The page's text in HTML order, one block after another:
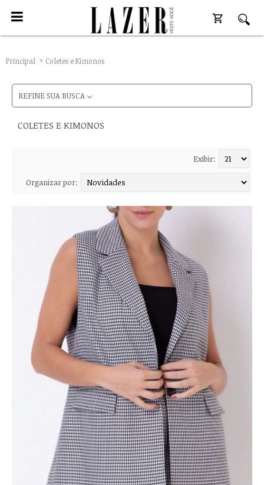
Principal Coletes e Kimonos
REFINE SUA BUSCA
COLETES E KIMONOS
Exibir:
Organizar por: